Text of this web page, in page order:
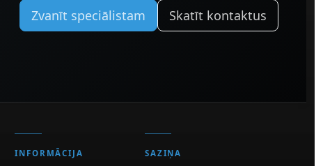
Zvanīt speciālistam Skatīt kontaktus
INFORMĀCIJA SAZIŅA